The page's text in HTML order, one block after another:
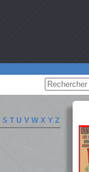
S T U V W X Y Z